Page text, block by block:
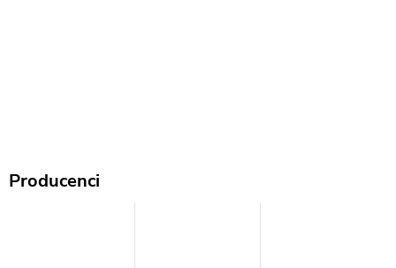
Producenci